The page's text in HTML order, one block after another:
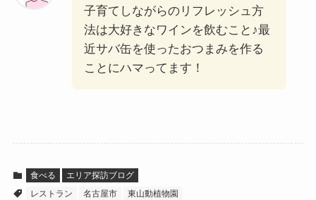
子育てしながらのリフレッシュ方
法は大好きなワインを飲むこと♪最
近サバ缶を使ったおつまみを作る
ことにハマってます！
食べる
エリア探訪ブログ
レストラン
名古屋市 東山動植物園